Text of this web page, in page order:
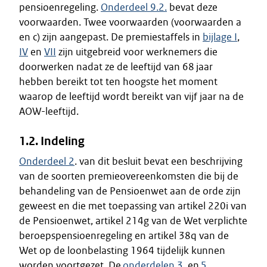
pensioenregeling. Onderdeel 9.2. bevat deze
voorwaarden. Twee voorwaarden (voorwaarden a
en c) zijn aangepast. De premiestaffels in bijlage I,
IV en VII zijn uitgebreid voor werknemers die
doorwerken nadat ze de leeftijd van 68 jaar
hebben bereikt tot ten hoogste het moment
waarop de leeftijd wordt bereikt van vijf jaar na de
AOW-leeftijd.
1.2. Indeling
Onderdeel 2. van dit besluit bevat een beschrijving
van de soorten premieovereenkomsten die bij de
behandeling van de Pensioenwet aan de orde zijn
geweest en die met toepassing van artikel 220i van
de Pensioenwet, artikel 214g van de Wet verplichte
beroepspensioenregeling en artikel 38q van de
Wet op de loonbelasting 1964 tijdelijk kunnen